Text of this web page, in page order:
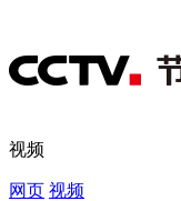
视频
网页 视频